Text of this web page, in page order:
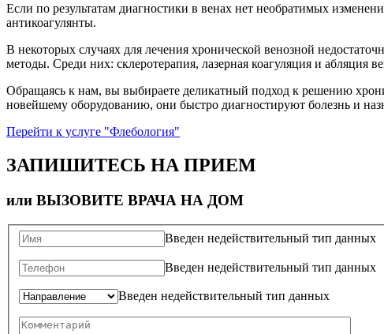
Если по результатам диагностики в венах нет необратимых
антикоагулянты.
В некоторых случаях для лечения хронической венозной
методы. Среди них: склеротерапия, лазерная коагуляция и
Обращаясь к нам, вы выбираете деликатный подход к решению
новейшему оборудованию, они быстро диагностируют болезнь и
Перейти к услуге "Флебология"
ЗАПИШИТЕСЬ НА ПРИЕМ
или ВЫЗОВИТЕ ВРАЧА НА ДОМ
Введен недействительный тип данных
Введен недействительный тип данных
Введен недействительный тип данных